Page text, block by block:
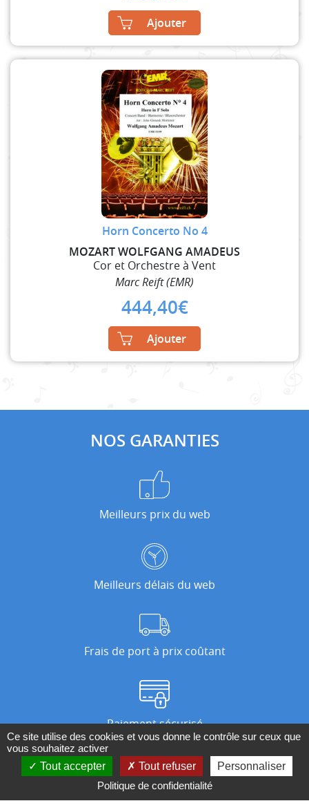
Ajouter
Horn Concerto No 4
MOZART WOLFGANG AMADEUS
Cor et Orchestre à Vent
Marc Reift (EMR)
444,40€
Ajouter
NOS GARANTIES
Meilleurs prix du web
Meilleurs délais du web
Frais de port à prix coûtant
Paiement sécurisé
Nos magasins
Ce site utilise des cookies et vous donne le contrôle sur ceux que
vous souhaitez activer
Tout accepter
Tout refuser
Personnaliser
Politique de confidentialité